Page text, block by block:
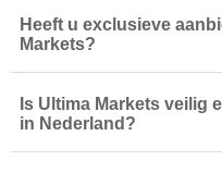
Heeft u exclusieve
Markets?
Is Ultima Markets veilig
in Nederland?